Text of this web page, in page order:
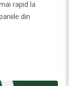
rapid la
din